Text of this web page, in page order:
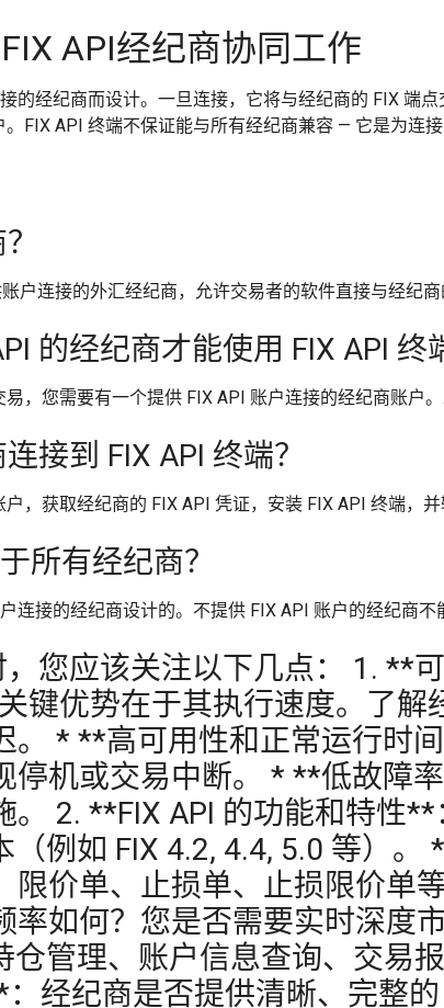
API经纪商协同工作
的经纪商而设计。一旦连接，它将与经纪商的 FIX 端
FIX API 终端不保证能与所有经纪商兼容 — 它是为连
户连接的外汇经纪商，允许交易者的软件直接与经纪
的经纪商才能使用 FIX API 终
，您需要有一个提供 FIX API 账户连接的经纪商账户。.
接到 FIX API 终端？
，获取经纪商的 FIX API 凭证，安装 FIX API 终端，
所有经纪商？
连接的经纪商设计的。不提供 FIX API 账户的经纪商不
，您应该关注以下几点： 1. **
键优势在于其执行速度。了
。 * **高可用性和正常运行时
停机或交易中断。 * **低故障
。 2. **FIX API 的功能和特性
（例如 FIX 4.2, 4.4, 5.0 等）
限价单、止损单、止损限价单
率如何？您是否需要实时深度
管理、账户信息查询、交易
经纪商是否提供清晰、完整